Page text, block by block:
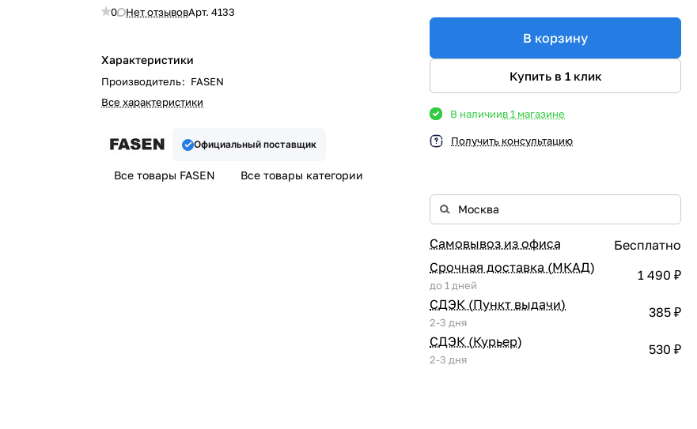
0 Нет отзывовАрт.4133
Характеристики
Производитель: FASEN
Все характеристики
Официальный поставщик
Все товары FASEN Все товары категории
В корзину
Купить в 1 клик
В наличиив 1 магазине
Получить консультацию
Самовывоз из офиса
Бесплатно
Срочная доставка (МКАД)
до 1 дней
1 490 ₽
СДЭК (Пункт выдачи)
2-3 дня
385 ₽
СДЭК (Курьер)
2-3 дня
530 ₽